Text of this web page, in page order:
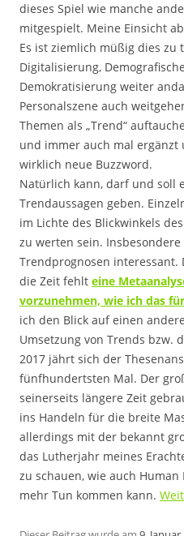
dieses Spiel wie manche
mitgespielt. Meine Einsicht
Es ist ziemlich müßig dies zu
Digitalisierung,
Demokratisierung weiter
Personalszene auch
Themen als „Trend“
und immer auch mal ergänzt
wirklich neue Buzzword.
Natürlich kann, darf und soll
Trendaussagen geben.
im Lichte des Blickwinkels
zu werten sein.
Trendprognosen interessant.
die Zeit fehlt eine
vorzunehmen, wie ich das
ich den Blick auf einen
Umsetzung von Trends bzw.
2017 jährt sich der
fünfhundertsten Mal. Der
seinerseits längere Zeit
ins Handeln für die breite
allerdings mit der bekannt
das Lutherjahr meines
zu schauen, wie auch Human
mehr Tun kommen kann.